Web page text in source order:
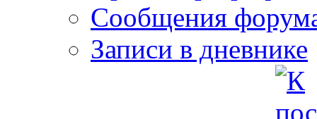
Сообщения
Записи в дневнике